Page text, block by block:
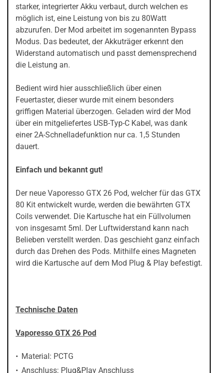
starker, integrierter Akku verbaut, durch welchen es
möglich ist, eine Leistung von bis zu 80Watt
abzurufen. Der Mod arbeitet im sogenannten Bypass
Modus. Das bedeutet, der Akkuträger erkennt den
Widerstand automatisch und passt demensprechend
die Leistung an.
Bedient wird hier ausschließlich über einen
Feuertaster, dieser wurde mit einem besonders
griffigen Material überzogen. Geladen wird der Mod
über ein mitgeliefertes USB-Typ-C Kabel, was dank
einer 2A-Schnelladefunktion nur ca. 1,5 Stunden
dauert.
Einfach und bekannt gut!
Der neue Vaporesso GTX 26 Pod, welcher für das GTX
80 Kit entwickelt wurde, werden die bewährten GTX
Coils verwendet. Die Kartusche hat ein Füllvolumen
von insgesamt 5ml. Der Luftwiderstand kann nach
Belieben verstellt werden. Das geschieht ganz einfach
durch das Drehen des Pods. Mithilfe eines Magneten
wird die Kartusche auf dem Mod Plug & Play befestigt.
Technische Daten
Vaporesso GTX 26 Pod
Material: PCTG
Anschluss: Plug&Play Anschluss